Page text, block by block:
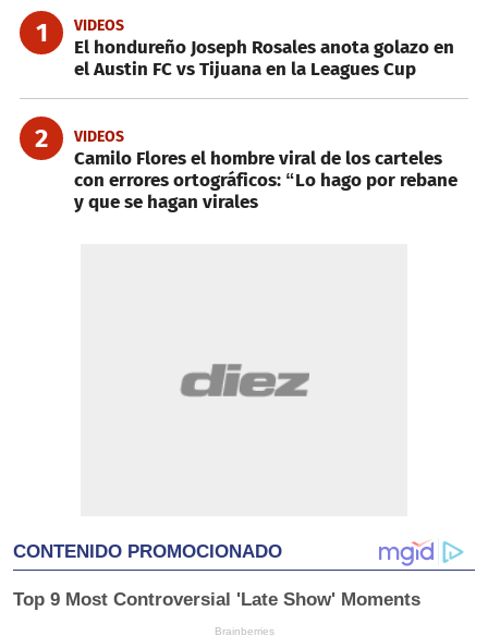
1 VIDEOS
El hondureño Joseph Rosales anota golazo en
el Austin FC vs Tijuana en la Leagues Cup
2 VIDEOS
Camilo Flores el hombre viral de los carteles
con errores ortográficos: “Lo hago por rebane
y que se hagan virales